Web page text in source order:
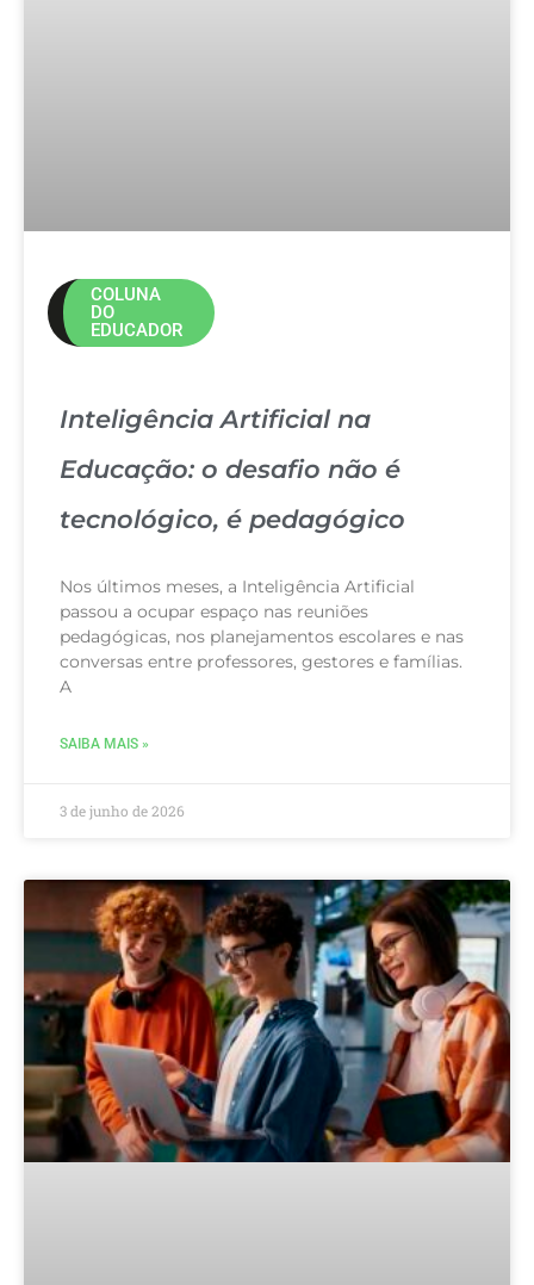
COLUNA
DO
EDUCADOR
Inteligência Artificial na
Educação: o desafio não é
tecnológico, é pedagógico
Nos últimos meses, a Inteligência Artificial
passou a ocupar espaço nas reuniões
pedagógicas, nos planejamentos escolares e nas
conversas entre professores, gestores e famílias.
A
SAIBA MAIS »
3 de junho de 2026